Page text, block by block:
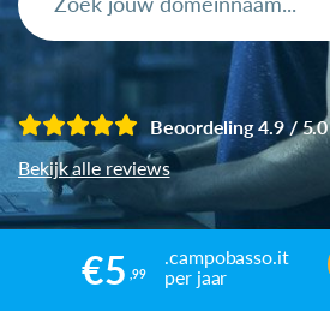
Beoordeling 4.9 / 5.0
Bekijk alle reviews
€5 ,99
.campobasso.it
per jaar